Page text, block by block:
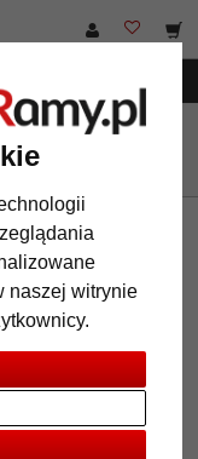
naszej witrynie
Tablice kredowe
prosimy o
każdym momencie